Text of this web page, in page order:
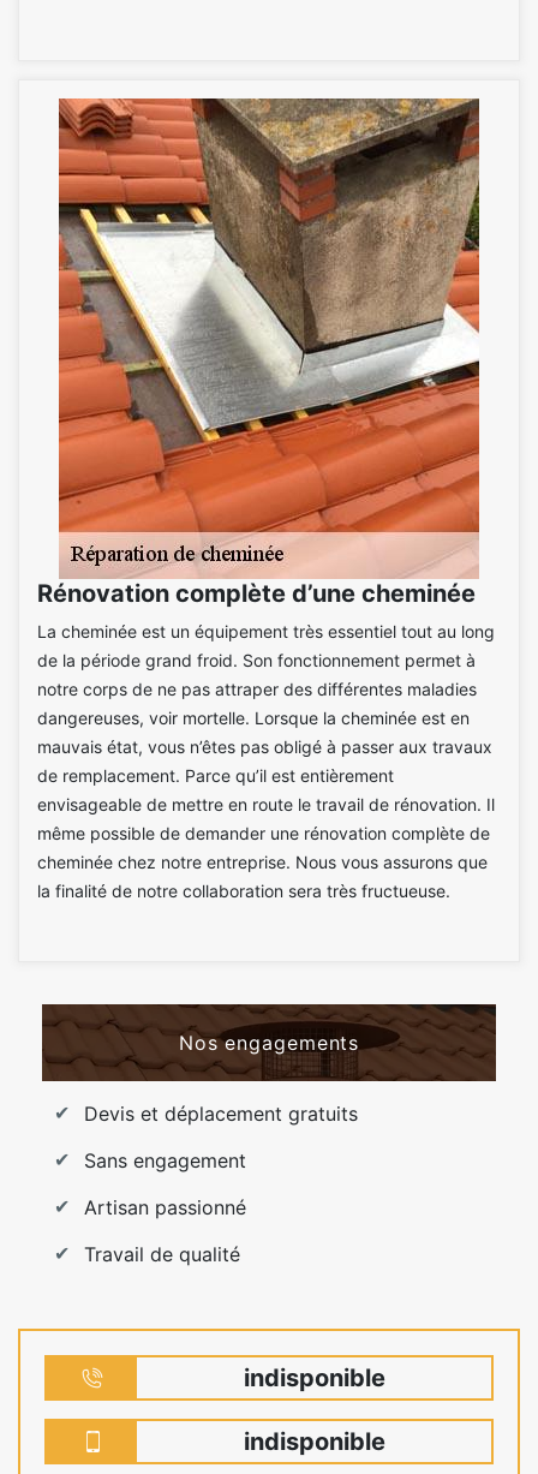
Rénovation complète d’une cheminée
La cheminée est un équipement très essentiel tout au long
de la période grand froid. Son fonctionnement permet à
notre corps de ne pas attraper des différentes maladies
dangereuses, voir mortelle. Lorsque la cheminée est en
mauvais état, vous n’êtes pas obligé à passer aux travaux
de remplacement. Parce qu’il est entièrement
envisageable de mettre en route le travail de rénovation. Il
même possible de demander une rénovation complète de
cheminée chez notre entreprise. Nous vous assurons que
la finalité de notre collaboration sera très fructueuse.
Nos engagements
Devis et déplacement gratuits
Sans engagement
Artisan passionné
Travail de qualité
indisponible
indisponible